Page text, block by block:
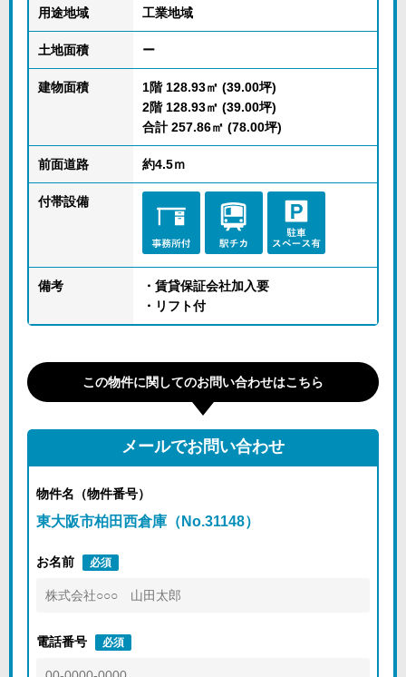
用途地域 工業地域
土地面積 ー
建物面積
1階 128.93㎡ (39.00坪)
2階 128.93㎡ (39.00坪)
合計 257.86㎡ (78.00坪)
前面道路 約4.5ｍ
付帯設備
備考
・賃貸保証会社加入要
・リフト付
この物件に関してのお問い合わせはこちら
メールでお問い合わせ
物件名（物件番号）
東大阪市柏田西倉庫（No.31148）
お名前 必須
電話番号 必須